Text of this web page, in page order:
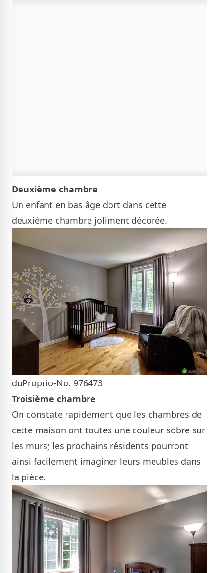
Deuxième chambre
Un enfant en bas âge dort dans cette
deuxième chambre joliment décorée.
duProprio-No. 976473
Troisième chambre
On constate rapidement que les chambres de
cette maison ont toutes une couleur sobre sur
les murs; les prochains résidents pourront
ainsi facilement imaginer leurs meubles dans
la pièce.